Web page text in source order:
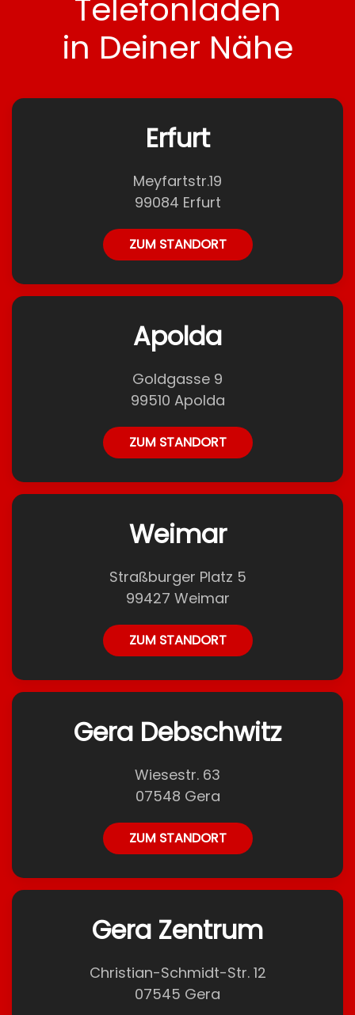
Telefonladen
in Deiner Nähe
Erfurt
Meyfartstr.19
99084 Erfurt
ZUM STANDORT
Apolda
Goldgasse 9
99510 Apolda
ZUM STANDORT
Weimar
Straßburger Platz 5
99427 Weimar
ZUM STANDORT
Gera Debschwitz
Wiesestr. 63
07548 Gera
ZUM STANDORT
Gera Zentrum
Christian-Schmidt-Str. 12
07545 Gera